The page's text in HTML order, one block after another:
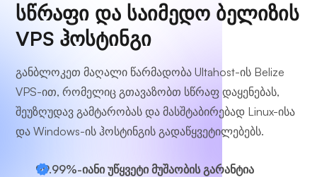
სწრაფი და საიმედო ბელიზის
VPS ჰოსტინგი
განბლოკეთ მაღალი წარმადობა Ultahost-ის Belize
VPS-ით, რომელიც გთავაზობთ სწრაფ დაყენებას,
შეუზღუდავ გამტარობას და მასშტაბირებად Linux-ისა
და Windows-ის ჰოსტინგის გადაწყვეტილებებს.
99.99%-იანი უწყვეტი მუშაობის გარანტია